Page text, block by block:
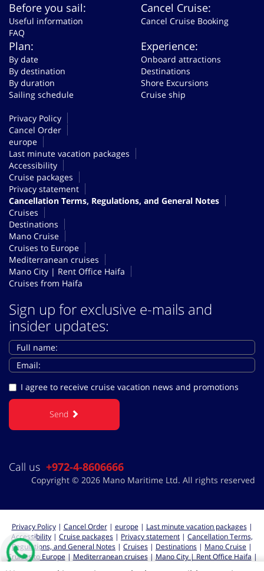
Before you sail:
Useful information
FAQ
Cancel Cruise:
Cancel Cruise Booking
Plan:
By date
By destination
By duration
Sailing schedule
Experience:
Onboard attractions
Destinations
Shore Excursions
Cruise ship
Privacy Policy
Cancel Order
europe
Last minute vacation packages
Accessibility
Cruise packages
Privacy statement
Cancellation Terms, Regulations, and General Notes
Cruises
Destinations
Mano Cruise
Cruises to Europe
Mediterranean cruises
Mano City | Rent Office Haifa
Cruises from Haifa
Sign up for exclusive e-mails and
insider updates:
I agree to receive cruise vacation news and promotions
Send
Call us +972-4-8606666
Copyright © 2026 Mano Maritime Ltd. All rights reserved
Privacy Policy | Cancel Order | europe | Last minute vacation packages |
Accessibility | Cruise packages | Privacy statement | Cancellation Terms,
Regulations, and General Notes | Cruises | Destinations | Mano Cruise |
Cruises to Europe | Mediterranean cruises | Mano City | Rent Office Haifa |